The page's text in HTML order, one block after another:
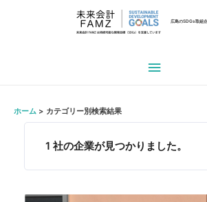
広島のSDGs取組
メ
ン
メ
ホーム カテゴリー別検索結果
1 社の企業が見つかりました。